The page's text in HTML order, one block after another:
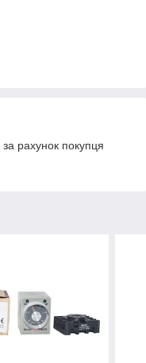
рахунок покупця